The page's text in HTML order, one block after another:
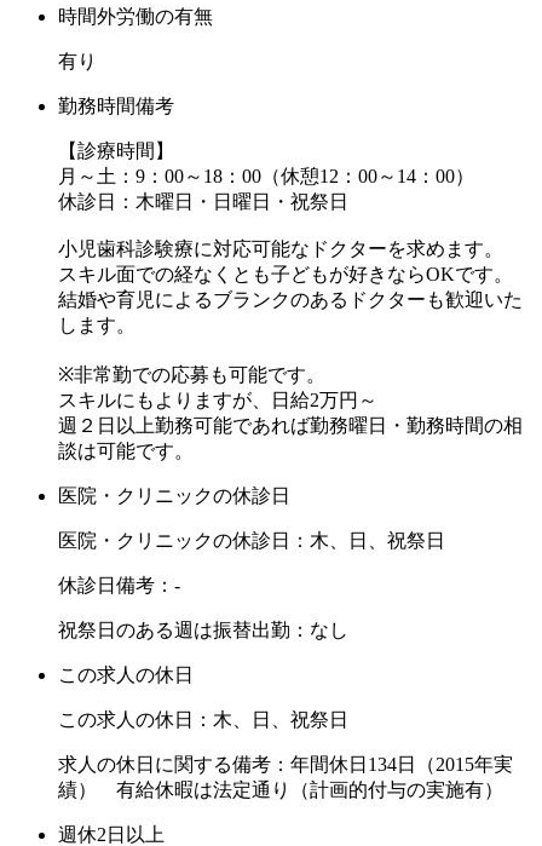
時間外労働の有無
有り
勤務時間備考
【診療時間】
月～土：9：00～18：00（休憩12：00～14：00）
休診日：木曜日・日曜日・祝祭日
小児歯科診験療に対応可能なドクターを求めます。
スキル面での経なくとも子どもが好きならOKです。
結婚や育児によるブランクのあるドクターも歓迎いた
します。
※非常勤での応募も可能です。
スキルにもよりますが、日給2万円～
週２日以上勤務可能であれば勤務曜日・勤務時間の相
談は可能です。
医院・クリニックの休診日
医院・クリニックの休診日：木、日、祝祭日
休診日備考：-
祝祭日のある週は振替出勤：なし
この求人の休日
この求人の休日：木、日、祝祭日
求人の休日に関する備考：年間休日134日（2015年実
績） 有給休暇は法定通り（計画的付与の実施有）
週休2日以上